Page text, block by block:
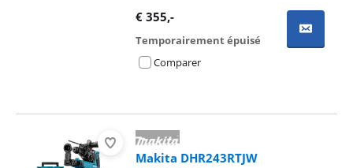
€ 355,-
Temporairement épuisé
Comparer
Makita DHR243RTJW